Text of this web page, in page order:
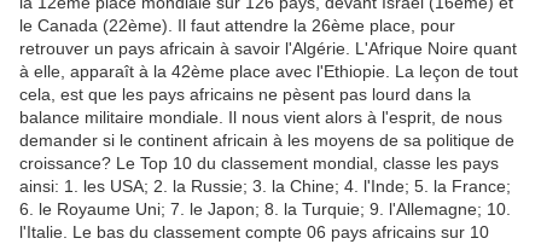
le Canada (22ème). Il faut attendre la 26ème place, pour
retrouver un pays africain à savoir l'Algérie. L'Afrique Noire quant
à elle, apparaît à la 42ème place avec l'Ethiopie. La leçon de tout
cela, est que les pays africains ne pèsent pas lourd dans la
balance militaire mondiale. Il nous vient alors à l'esprit, de nous
demander si le continent africain à les moyens de sa politique de
croissance? Le Top 10 du classement mondial, classe les pays
ainsi: 1. les USA; 2. la Russie; 3. la Chine; 4. l'Inde; 5. la France;
6. le Royaume Uni; 7. le Japon; 8. la Turquie; 9. l'Allemagne; 10.
l'Italie. Le bas du classement compte 06 pays africains sur 10